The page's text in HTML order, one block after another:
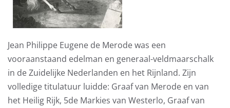
Jean Philippe Eugene de Merode was een
vooraanstaand edelman en generaal-veldmaarschalk
in de Zuidelijke Nederlanden en het Rijnland. Zijn
volledige titulatuur luidde: Graaf van Merode en van
het Heilig Rijk, 5de Markies van Westerlo, Graaf van